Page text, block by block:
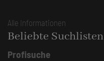
Alle Informationen
Beliebte Suchlisten
Profisuche